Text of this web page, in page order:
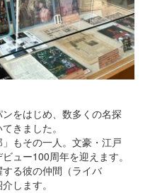
をはじめ、数多くの名探
きました。
もその一人。文豪・江戸
ュー100周年を迎えます。
る彼の仲間（ライバ
します。